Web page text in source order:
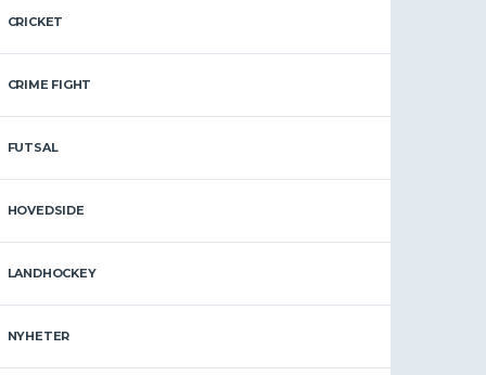
CRICKET
CRIME FIGHT
FUTSAL
HOVEDSIDE
LANDHOCKEY
NYHETER